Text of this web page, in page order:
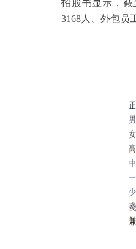
招股书显示，截
3168人、外包员